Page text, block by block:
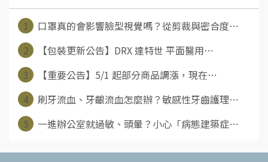
1
口罩真的會影響臉型視覺嗎？從剪裁與密合度⋯
2
【包裝更新公告】DRX 達特世 平面醫用⋯
3
【重要公告】5/1 起部分商品調漲，現在⋯
4
刷牙流血、牙齦流血怎麼辦？敏感性牙齒護理⋯
5
一進辦公室就過敏、頭暈？小心「病態建築症⋯